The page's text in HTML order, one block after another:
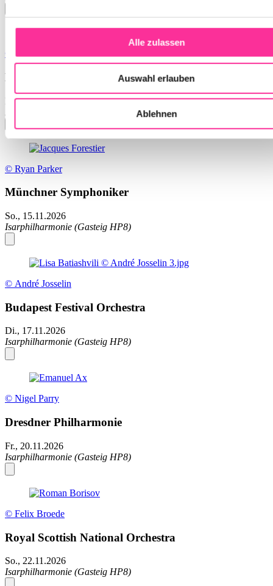
Alle zulassen
Auswahl erlauben
Ablehnen
© Arlet Ulfers
Münchner Symphoniker
Di., 10.11.2026
© Ryan Parker
Münchner Symphoniker
So., 15.11.2026
Isarphilharmonie (Gasteig HP8)
© André Josselin
Budapest Festival Orchestra
Di., 17.11.2026
Isarphilharmonie (Gasteig HP8)
© Nigel Parry
Dresdner Philharmonie
Fr., 20.11.2026
Isarphilharmonie (Gasteig HP8)
© Felix Broede
Royal Scottish National Orchestra
So., 22.11.2026
Isarphilharmonie (Gasteig HP8)